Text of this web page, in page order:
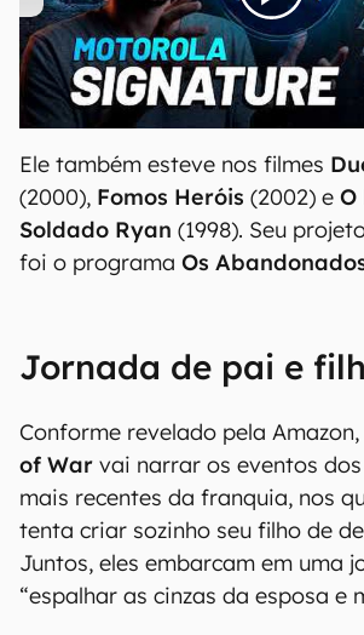
00:00/20:46
Ele também esteve nos filmes
(2000), Fomos Heróis (2002) e O
Soldado Ryan (1998). Seu
foi o programa Os
Jornada de pai e
Conforme revelado pela
of War vai narrar os eventos
mais recentes da franquia, nos
tenta criar sozinho seu filho de
Juntos, eles embarcam em uma
“espalhar as cinzas da esposa e